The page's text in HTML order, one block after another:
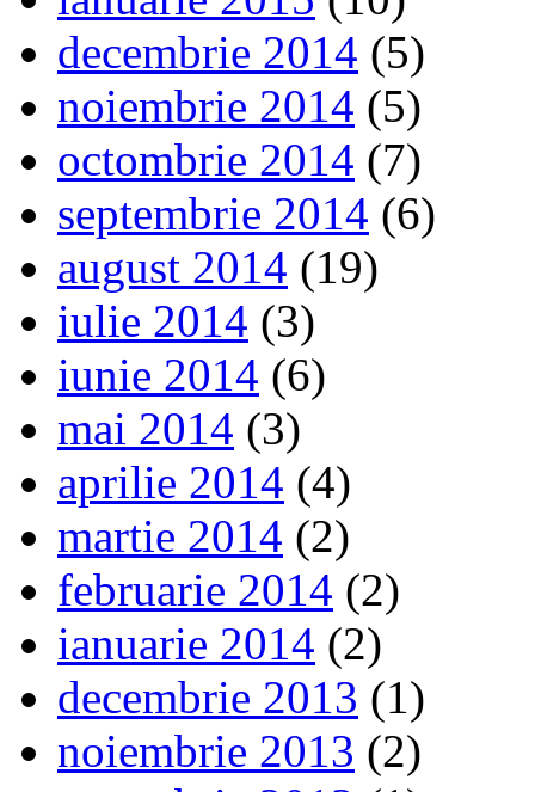
decembrie 2014 (5)
noiembrie 2014 (5)
octombrie 2014 (7)
septembrie 2014 (6)
august 2014 (19)
iulie 2014 (3)
iunie 2014 (6)
mai 2014 (3)
aprilie 2014 (4)
martie 2014 (2)
februarie 2014 (2)
ianuarie 2014 (2)
decembrie 2013 (1)
noiembrie 2013 (2)